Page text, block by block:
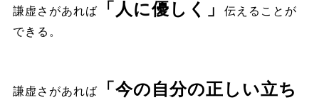
謙虚さがあれば 「人に優しく」
伝えることが
できる。
謙虚さがあれば 「今の自分の正しい立ち